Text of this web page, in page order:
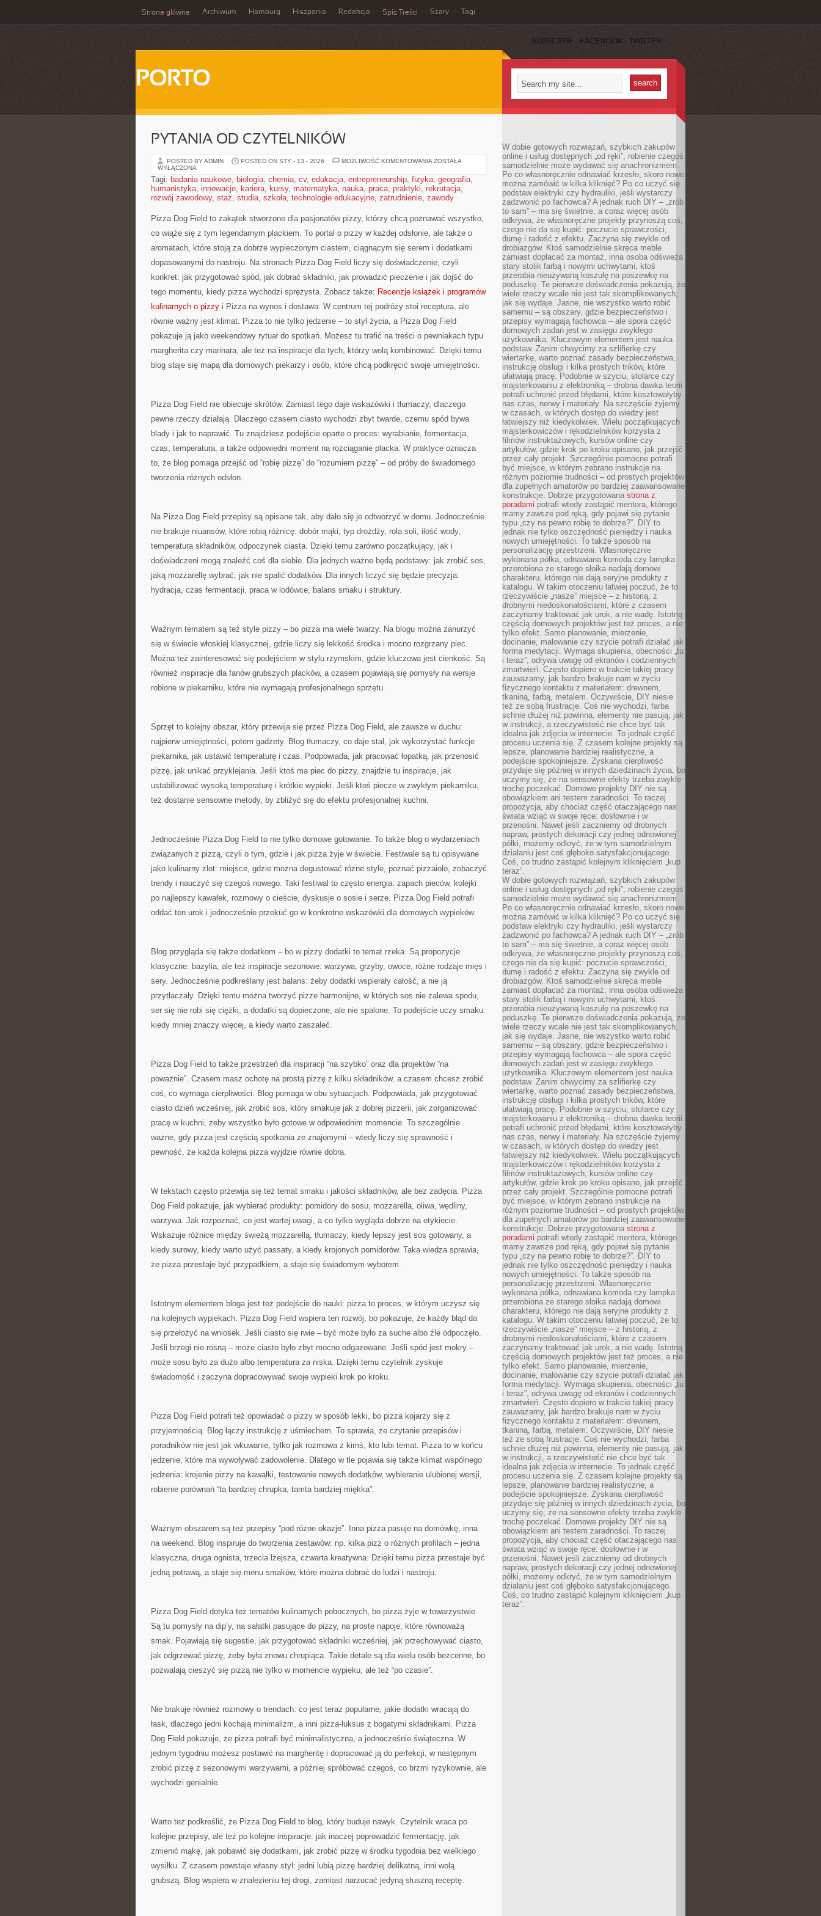
Strona główna Archiwum Hamburg Hiszpania Redakcja Spis Treści Szary Tagi
SUBSCRIBE FACEBOOK TWITTER
PORTO
PYTANIA OD CZYTELNIKÓW
POSTED BY ADMIN POSTED ON STY - 13 - 2026 MOŻLIWOŚĆ KOMENTOWANIA PYTANIA
ZOSTAŁA
WYŁĄCZONA
Tagi: badania naukowe, biologia, chemia, cv, edukacja, entrepreneurship, fizyka, geografia,
humanistyka, innowacje, kariera, kursy, matematyka, nauka, praca, praktyki, rekrutacja,
rozwój zawodowy, staż, studia, szkoła, technologie edukacyjne, zatrudnienie, zawody
Pizza Dog Field to zakątek stworzone dla pasjonatów pizzy, którzy chcą poznawać wszystko,
co wiąże się z tym legendarnym plackiem. To portal o pizzy w każdej odsłonie, ale także o
aromatach, które stoją za dobrze wypieczonym ciastem, ciągnącym się serem i dodatkami
dopasowanymi do nastroju. Na stronach Pizza Dog Field liczy się doświadczenie, czyli
konkret: jak przygotować spód, jak dobrać składniki, jak prowadzić pieczenie i jak dojść do
tego momentu, kiedy pizza wychodzi sprężysta. Zobacz także: Recenzje książek i programów
kulinarnych o pizzy i Pizza na wynos i dostawa. W centrum tej podróży stoi receptura, ale
równie ważny jest klimat. Pizza to nie tylko jedzenie – to styl życia, a Pizza Dog Field
pokazuje ją jako weekendowy rytuał do spotkań. Możesz tu trafić na treści o pewniakach typu
margherita czy marinara, ale też na inspiracje dla tych, którzy wolą kombinować. Dzięki temu
blog staje się mapą dla domowych piekarzy i osób, które chcą podkręcić swoje umiejętności.
Pizza Dog Field nie obiecuje skrótów. Zamiast tego daje wskazówki i tłumaczy, dlaczego
pewne rzeczy działają. Dlaczego czasem ciasto wychodzi zbyt twarde, czemu spód bywa
blady i jak to naprawić. Tu znajdziesz podejście oparte o proces: wyrabianie, fermentacja,
czas, temperatura, a także odpowiedni moment na rozciąganie placka. W praktyce oznacza
to, że blog pomaga przejść od “robię pizzę” do “rozumiem pizzę” – od próby do świadomego
tworzenia różnych odsłon.
Na Pizza Dog Field przepisy są opisane tak, aby dało się je odtworzyć w domu. Jednocześnie
nie brakuje niuansów, które robią różnicę: dobór mąki, typ drożdży, rola soli, ilość wody,
temperatura składników, odpoczynek ciasta. Dzięki temu zarówno początkujący, jak i
doświadczeni mogą znaleźć coś dla siebie. Dla jednych ważne będą podstawy: jak zrobić sos,
jaką mozzarellę wybrać, jak nie spalić dodatków. Dla innych liczyć się będzie precyzja:
hydracja, czas fermentacji, praca w lodówce, balans smaku i struktury.
Ważnym tematem są też style pizzy – bo pizza ma wiele twarzy. Na blogu można zanurzyć
się w świecie włoskiej klasycznej, gdzie liczy się lekkość środka i mocno rozgrzany piec.
Można też zainteresować się podejściem w stylu rzymskim, gdzie kluczowa jest cienkość. Są
również inspiracje dla fanów grubszych placków, a czasem pojawiają się pomysły na wersje
robione w piekarniku, które nie wymagają profesjonalnego sprzętu.
Sprzęt to kolejny obszar, który przewija się przez Pizza Dog Field, ale zawsze w duchu:
najpierw umiejętności, potem gadżety. Blog tłumaczy, co daje stal, jak wykorzystać funkcje
piekarnika, jak ustawić temperaturę i czas. Podpowiada, jak pracować łopatką, jak przenosić
pizzę, jak unikać przyklejania. Jeśli ktoś ma piec do pizzy, znajdzie tu inspiracje, jak
ustabilizować wysoką temperaturę i krótkie wypieki. Jeśli ktoś piecze w zwykłym piekarniku,
też dostanie sensowne metody, by zbliżyć się do efektu profesjonalnej kuchni.
Jednocześnie Pizza Dog Field to nie tylko domowe gotowanie. To także blog o wydarzeniach
związanych z pizzą, czyli o tym, gdzie i jak pizza żyje w świecie. Festiwale są tu opisywane
jako kulinarny zlot: miejsce, gdzie można degustować różne style, poznać pizzaiolo, zobaczyć
trendy i nauczyć się czegoś nowego. Taki festiwal to często energia: zapach pieców, kolejki
po najlepszy kawałek, rozmowy o cieście, dyskusje o sosie i serze. Pizza Dog Field potrafi
oddać ten urok i jednocześnie przekuć go w konkretne wskazówki dla domowych wypieków.
Blog przygląda się także dodatkom – bo w pizzy dodatki to temat rzeka. Są propozycje
klasyczne: bazylia, ale też inspiracje sezonowe: warzywa, grzyby, owoce, różne rodzaje mięs i
sery. Jednocześnie podkreślany jest balans: żeby dodatki wspierały całość, a nie ją
przytłaczały. Dzięki temu można tworzyć pizze harmonijne, w których sos nie zalewa spodu,
ser się nie robi się ciężki, a dodatki są dopieczone, ale nie spalone. To podejście uczy smaku:
kiedy mniej znaczy więcej, a kiedy warto zaszaleć.
Pizza Dog Field to także przestrzeń dla inspiracji “na szybko” oraz dla projektów “na
poważnie”. Czasem masz ochotę na prostą pizzę z kilku składników, a czasem chcesz zrobić
coś, co wymaga cierpliwości. Blog pomaga w obu sytuacjach. Podpowiada, jak przygotować
ciasto dzień wcześniej, jak zrobić sos, który smakuje jak z dobrej pizzerii, jak zorganizować
pracę w kuchni, żeby wszystko było gotowe w odpowiednim momencie. To szczególnie
ważne, gdy pizza jest częścią spotkania ze znajomymi – wtedy liczy się sprawność i
pewność, że każda kolejna pizza wyjdzie równie dobra.
W tekstach często przewija się też temat smaku i jakości składników, ale bez zadęcia. Pizza
Dog Field pokazuje, jak wybierać produkty: pomidory do sosu, mozzarella, oliwa, wędliny,
warzywa. Jak rozpoznać, co jest wartej uwagi, a co tylko wygląda dobrze na etykiecie.
Wskazuje różnice między świeżą mozzarellą, tłumaczy, kiedy lepszy jest sos gotowany, a
kiedy surowy, kiedy warto użyć passaty, a kiedy krojonych pomidorów. Taka wiedza sprawia,
że pizza przestaje być przypadkiem, a staje się świadomym wyborem.
Istotnym elementem bloga jest też podejście do nauki: pizza to proces, w którym uczysz się
na kolejnych wypiekach. Pizza Dog Field wspiera ten rozwój, bo pokazuje, że każdy błąd da
się przełożyć na wniosek. Jeśli ciasto się rwie – być może było za suche albo źle odpoczęło.
Jeśli brzegi nie rosną – może ciasto było zbyt mocno odgazowane. Jeśli spód jest mokry –
może sosu było za dużo albo temperatura za niska. Dzięki temu czytelnik zyskuje
świadomość i zaczyna dopracowywać swoje wypieki krok po kroku.
Pizza Dog Field potrafi też opowiadać o pizzy w sposób lekki, bo pizza kojarzy się z
przyjemnością. Blog łączy instrukcję z uśmiechem. To sprawia, że czytanie przepisów i
poradników nie jest jak wkuwanie, tylko jak rozmowa z kimś, kto lubi temat. Pizza to w końcu
jedzenie, które ma wywoływać zadowolenie. Dlatego w tle pojawia się także klimat wspólnego
jedzenia: krojenie pizzy na kawałki, testowanie nowych dodatków, wybieranie ulubionej wersji,
robienie porównań “ta bardziej chrupka, tamta bardziej miękka”.
Ważnym obszarem są też przepisy “pod różne okazje”. Inna pizza pasuje na domówkę, inna
na weekend. Blog inspiruje do tworzenia zestawów: np. kilka pizz o różnych profilach – jedna
klasyczna, druga ognista, trzecia lżejsza, czwarta kreatywna. Dzięki temu pizza przestaje być
jedną potrawą, a staje się menu smaków, które można dobrać do ludzi i nastroju.
Pizza Dog Field dotyka też tematów kulinarnych pobocznych, bo pizza żyje w towarzystwie.
Są tu pomysły na dip’y, na sałatki pasujące do pizzy, na proste napoje, które równoważą
smak. Pojawiają się sugestie, jak przygotować składniki wcześniej, jak przechowywać ciasto,
jak odgrzewać pizzę, żeby była znowu chrupiąca. Takie detale są dla wielu osób bezcenne, bo
pozwalają cieszyć się pizzą nie tylko w momencie wypieku, ale też “po czasie”.
Nie brakuje również rozmowy o trendach: co jest teraz popularne, jakie dodatki wracają do
łask, dlaczego jedni kochają minimalizm, a inni pizza-luksus z bogatymi składnikami. Pizza
Dog Field pokazuje, że pizza potrafi być minimalistyczna, a jednocześnie świąteczna. W
jednym tygodniu możesz postawić na margheritę i dopracować ją do perfekcji, w następnym
zrobić pizzę z sezonowymi warzywami, a później spróbować czegoś, co brzmi ryzykownie, ale
wychodzi genialnie.
Warto też podkreślić, że Pizza Dog Field to blog, który buduje nawyk. Czytelnik wraca po
kolejne przepisy, ale też po kolejne inspiracje: jak inaczej poprowadzić fermentację, jak
zmienić mąkę, jak pobawić się dodatkami, jak zrobić pizzę w środku tygodnia bez wielkiego
wysiłku. Z czasem powstaje własny styl: jedni lubią pizzę bardziej delikatną, inni wolą
grubszą. Blog wspiera w znalezieniu tej drogi, zamiast narzucać jedyną słuszną receptę.
W dobie gotowych rozwiązań, szybkich zakupów
online i usług dostępnych „od ręki”, robienie czegoś
samodzielnie może wydawać się anachronizmem.
Po co własnoręcznie odnawiać krzesło, skoro nowe
można zamówić w kilka kliknięć? Po co uczyć się
podstaw elektryki czy hydrauliki, jeśli wystarczy
zadzwonić po fachowca? A jednak ruch DIY – „zrób
to sam” – ma się świetnie, a coraz więcej osób
odkrywa, że własnoręczne projekty przynoszą coś,
czego nie da się kupić: poczucie sprawczości,
dumę i radość z efektu. Zaczyna się zwykle od
drobiazgów. Ktoś samodzielnie skręca meble
zamiast dopłacać za montaż, inna osoba odświeża
stary stolik farbą i nowymi uchwytami, ktoś
przerabia nieużywaną koszulę na poszewkę na
poduszkę. Te pierwsze doświadczenia pokazują, że
wiele rzeczy wcale nie jest tak skomplikowanych,
jak się wydaje. Jasne, nie wszystko warto robić
samemu – są obszary, gdzie bezpieczeństwo i
przepisy wymagają fachowca – ale spora część
domowych zadań jest w zasięgu zwykłego
użytkownika. Kluczowym elementem jest nauka
podstaw. Zanim chwycimy za szlifierkę czy
wiertarkę, warto poznać zasady bezpieczeństwa,
instrukcję obsługi i kilka prostych trików, które
ułatwiają pracę. Podobnie w szyciu, stolarce czy
majsterkowaniu z elektroniką – drobna dawka teorii
potrafi uchronić przed błędami, które kosztowałyby
nas czas, nerwy i materiały. Na szczęście żyjemy
w czasach, w których dostęp do wiedzy jest
łatwiejszy niż kiedykolwiek. Wielu początkujących
majsterkowiczów i rękodzielników korzysta z
filmów instruktażowych, kursów online czy
artykułów, gdzie krok po kroku opisano, jak przejść
przez cały projekt. Szczególnie pomocne potrafi
być miejsce, w którym zebrano instrukcje na
różnym poziomie trudności – od prostych projektów
dla zupełnych amatorów po bardziej zaawansowane
konstrukcje. Dobrze przygotowana strona z
poradami potrafi wtedy zastąpić mentora, którego
mamy zawsze pod ręką, gdy pojawi się pytanie
typu „czy na pewno robię to dobrze?”. DIY to
jednak nie tylko oszczędność pieniędzy i nauka
nowych umiejętności. To także sposób na
personalizację przestrzeni. Własnoręcznie
wykonana półka, odnawiana komoda czy lampka
przerobiona ze starego słoika nadają domowi
charakteru, którego nie dają seryjne produkty z
katalogu. W takim otoczeniu łatwiej poczuć, że to
rzeczywiście „nasze” miejsce – z historią, z
drobnymi niedoskonałościami, które z czasem
zaczynamy traktować jak urok, a nie wadę. Istotną
częścią domowych projektów jest też proces, a nie
tylko efekt. Samo planowanie, mierzenie,
docinanie, malowanie czy szycie potrafi działać jak
forma medytacji. Wymaga skupienia, obecności „tu
i teraz”, odrywa uwagę od ekranów i codziennych
zmartwień. Często dopiero w trakcie takiej pracy
zauważamy, jak bardzo brakuje nam w życiu
fizycznego kontaktu z materiałem: drewnem,
tkaniną, farbą, metalem. Oczywiście, DIY niesie
też ze sobą frustracje. Coś nie wychodzi, farba
schnie dłużej niż powinna, elementy nie pasują, jak
w instrukcji, a rzeczywistość nie chce być tak
idealna jak zdjęcia w internecie. To jednak część
procesu uczenia się. Z czasem kolejne projekty są
lepsze, planowanie bardziej realistyczne, a
podejście spokojniejsze. Zyskana cierpliwość
przydaje się później w innych dziedzinach życia, bo
uczymy się, że na sensowne efekty trzeba zwykle
trochę poczekać. Domowe projekty DIY nie są
obowiązkiem ani testem zaradności. To raczej
propozycja, aby chociaż część otaczającego nas
świata wziąć w swoje ręce: dosłownie i w
przenośni. Nawet jeśli zaczniemy od drobnych
napraw, prostych dekoracji czy jednej odnowionej
półki, możemy odkryć, że w tym samodzielnym
działaniu jest coś głęboko satysfakcjonującego.
Coś, co trudno zastąpić kolejnym kliknięciem „kup
teraz”.
W dobie gotowych rozwiązań, szybkich zakupów
online i usług dostępnych „od ręki”, robienie czegoś
samodzielnie może wydawać się anachronizmem.
Po co własnoręcznie odnawiać krzesło, skoro nowe
można zamówić w kilka kliknięć? Po co uczyć się
podstaw elektryki czy hydrauliki, jeśli wystarczy
zadzwonić po fachowca? A jednak ruch DIY – „zrób
to sam” – ma się świetnie, a coraz więcej osób
odkrywa, że własnoręczne projekty przynoszą coś,
czego nie da się kupić: poczucie sprawczości,
dumę i radość z efektu. Zaczyna się zwykle od
drobiazgów. Ktoś samodzielnie skręca meble
zamiast dopłacać za montaż, inna osoba odświeża
stary stolik farbą i nowymi uchwytami, ktoś
przerabia nieużywaną koszulę na poszewkę na
poduszkę. Te pierwsze doświadczenia pokazują, że
wiele rzeczy wcale nie jest tak skomplikowanych,
jak się wydaje. Jasne, nie wszystko warto robić
samemu – są obszary, gdzie bezpieczeństwo i
przepisy wymagają fachowca – ale spora część
domowych zadań jest w zasięgu zwykłego
użytkownika. Kluczowym elementem jest nauka
podstaw. Zanim chwycimy za szlifierkę czy
wiertarkę, warto poznać zasady bezpieczeństwa,
instrukcję obsługi i kilka prostych trików, które
ułatwiają pracę. Podobnie w szyciu, stolarce czy
majsterkowaniu z elektroniką – drobna dawka teorii
potrafi uchronić przed błędami, które kosztowałyby
nas czas, nerwy i materiały. Na szczęście żyjemy
w czasach, w których dostęp do wiedzy jest
łatwiejszy niż kiedykolwiek. Wielu początkujących
majsterkowiczów i rękodzielników korzysta z
filmów instruktażowych, kursów online czy
artykułów, gdzie krok po kroku opisano, jak przejść
przez cały projekt. Szczególnie pomocne potrafi
być miejsce, w którym zebrano instrukcje na
różnym poziomie trudności – od prostych projektów
dla zupełnych amatorów po bardziej zaawansowane
konstrukcje. Dobrze przygotowana strona z
poradami potrafi wtedy zastąpić mentora, którego
mamy zawsze pod ręką, gdy pojawi się pytanie
typu „czy na pewno robię to dobrze?”. DIY to
jednak nie tylko oszczędność pieniędzy i nauka
nowych umiejętności. To także sposób na
personalizację przestrzeni. Własnoręcznie
wykonana półka, odnawiana komoda czy lampka
przerobiona ze starego słoika nadają domowi
charakteru, którego nie dają seryjne produkty z
katalogu. W takim otoczeniu łatwiej poczuć, że to
rzeczywiście „nasze” miejsce – z historią, z
drobnymi niedoskonałościami, które z czasem
zaczynamy traktować jak urok, a nie wadę. Istotną
częścią domowych projektów jest też proces, a nie
tylko efekt. Samo planowanie, mierzenie,
docinanie, malowanie czy szycie potrafi działać jak
forma medytacji. Wymaga skupienia, obecności „tu
i teraz”, odrywa uwagę od ekranów i codziennych
zmartwień. Często dopiero w trakcie takiej pracy
zauważamy, jak bardzo brakuje nam w życiu
fizycznego kontaktu z materiałem: drewnem,
tkaniną, farbą, metalem. Oczywiście, DIY niesie
też ze sobą frustracje. Coś nie wychodzi, farba
schnie dłużej niż powinna, elementy nie pasują, jak
w instrukcji, a rzeczywistość nie chce być tak
idealna jak zdjęcia w internecie. To jednak część
procesu uczenia się. Z czasem kolejne projekty są
lepsze, planowanie bardziej realistyczne, a
podejście spokojniejsze. Zyskana cierpliwość
przydaje się później w innych dziedzinach życia, bo
uczymy się, że na sensowne efekty trzeba zwykle
trochę poczekać. Domowe projekty DIY nie są
obowiązkiem ani testem zaradności. To raczej
propozycja, aby chociaż część otaczającego nas
świata wziąć w swoje ręce: dosłownie i w
przenośni. Nawet jeśli zaczniemy od drobnych
napraw, prostych dekoracji czy jednej odnowionej
półki, możemy odkryć, że w tym samodzielnym
działaniu jest coś głęboko satysfakcjonującego.
Coś, co trudno zastąpić kolejnym kliknięciem „kup
teraz”.